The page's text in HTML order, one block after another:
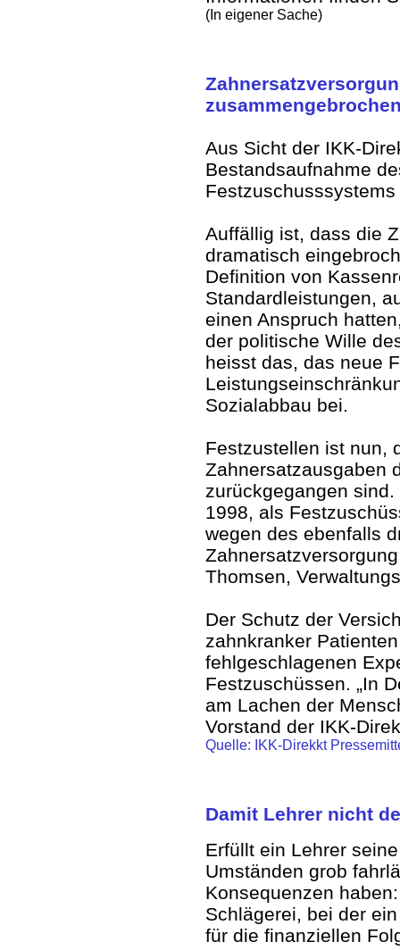
(In eigener Sache)
Aus Sicht der IKK-
Bestandsaufnahme
Auffällig ist, dass die
dramatisch
Definition von
Standardleistungen,
einen Anspruch
der politische Wille
heisst das, das neue
Sozialabbau bei.
Festzustellen ist nun,
Zahnersatzausgaben
zurückgegangen
1998, als
wegen des ebenfalls
Thomsen,
Der Schutz der
zahnkranker
fehlgeschlagenen
Festzuschüssen. „In
am Lachen der
Vorstand der IKK-
Quelle: IKK-Direkkt
Damit Lehrer nicht
Erfüllt ein Lehrer
Umständen grob
Konsequenzen
Schlägerei, bei der
für die finanziellen